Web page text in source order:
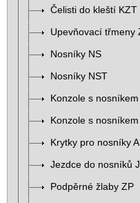
Čelisti do kleští KZT
Upevňovací třmeny
Nosníky NS
Nosníky NST
Konzole s
Konzole s
Krytky pro nosníky
Jezdce do nosníků
Podpěrné žlaby ZP